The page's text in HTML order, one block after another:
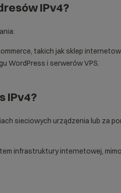
IPv4?
takich jaksklep
WordPress i serwerów VPS.
IPv4?
sieciowych urządzenia lub za
infrastruktury internetowej,